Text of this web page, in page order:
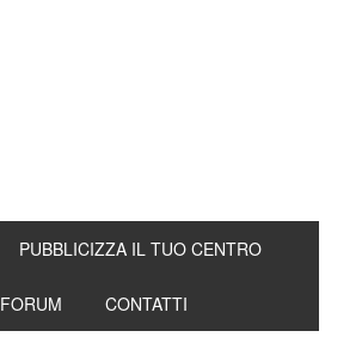
PUBBLICIZZA IL TUO CENTRO
FORUM CONTATTI